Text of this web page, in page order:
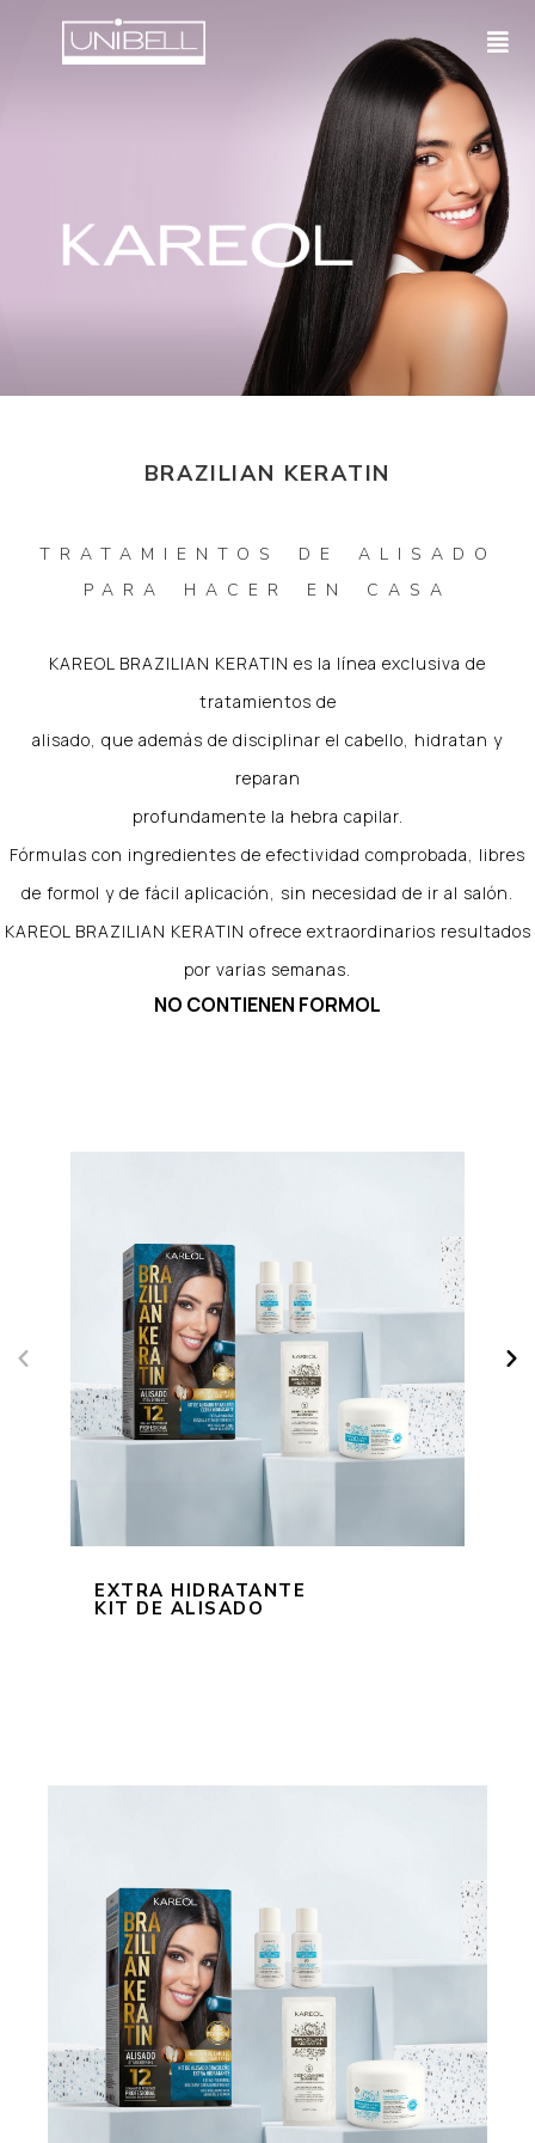
BRAZILIAN KERATIN
TRATAMIENTOS DE ALISADO
PARA HACER EN CASA
KAREOL BRAZILIAN KERATIN es la línea exclusiva de
tratamientos de
alisado, que además de disciplinar el cabello, hidratan y
reparan
profundamente la hebra capilar.
Fórmulas con ingredientes de efectividad comprobada, libres
de formol y de fácil aplicación, sin necesidad de ir al salón.
KAREOL BRAZILIAN KERATIN ofrece extraordinarios resultados
por varias semanas.
NO CONTIENEN FORMOL
EXTRA HIDRATANTE
KIT DE ALISADO